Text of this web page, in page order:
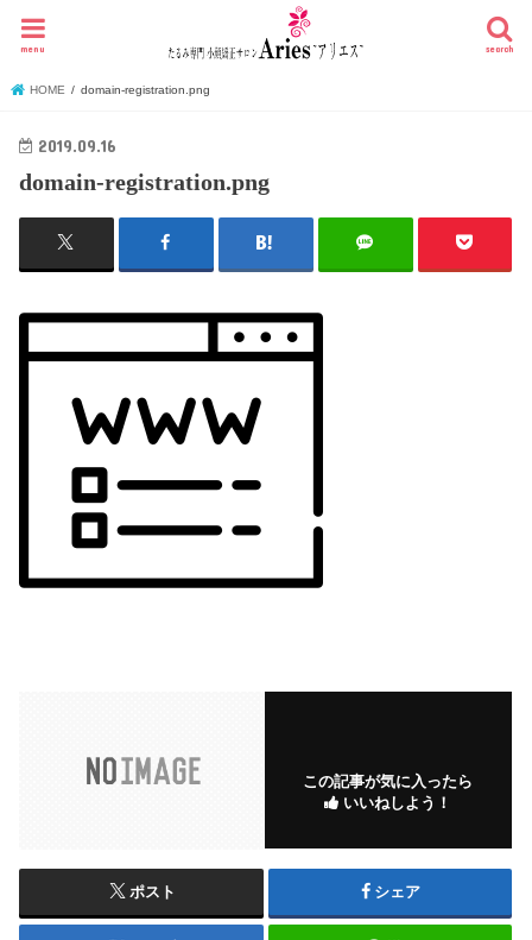
search
menu
HOME domain-registration.png
2019.09.16
domain-registration.png
この記事が気に入ったら
いいねしよう！
ポスト シェア